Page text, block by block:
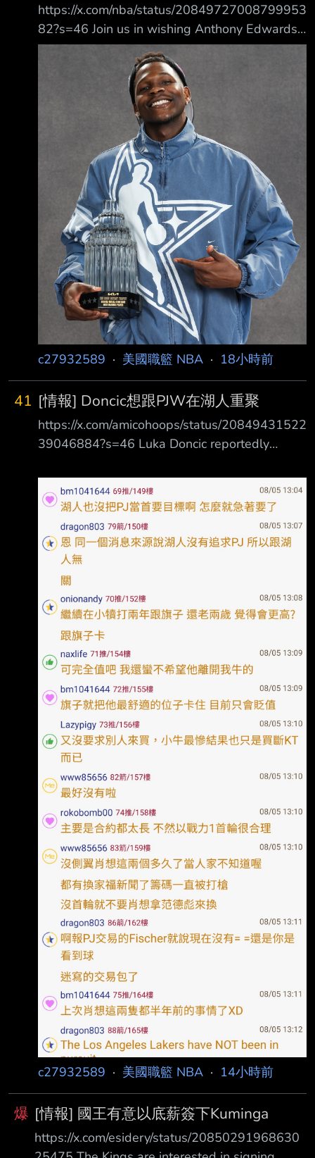
https://x.com/nba/status/20849727008799953
82?s=46 Join us in wishing Anthony Edwards
a HAPPY 25th BIRTHDAY!
https://i.imgur.com/ThTSDps.jpeg NBA全明星
賽最有價值球員（2026） 4×NBA 全明星賽
（2023、2024、2025、2026） 2×NBA年度
第二隊（2024、2025） NBA 最佳新秀陣容第
一隊（2021） 心得： 蟻人生日快樂！ --
c27932589 · 美國職籃 NBA · 18小時前
41 [情報] Doncic想跟PJW在湖人重聚
https://x.com/amicohoops/status/20849431522
39046884?s=46 Luka Doncic reportedly
Doncic想跟PJW在湖人重聚
https://hoopswire.com/luka-doncic-pj-
washington-reunio-lakers-nba/# 內容節錄 The
Lakers have been linked to P.J. Washingt
c27932589 · 美國職籃 NBA · 14小時前
爆 [情報] 國王有意以底薪簽下Kuminga
https://x.com/esidery/status/20850291968630